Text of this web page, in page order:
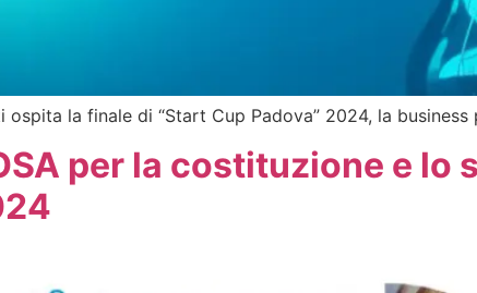
la finale di “Start Cup Padova” 2024, la
per la costituzione e